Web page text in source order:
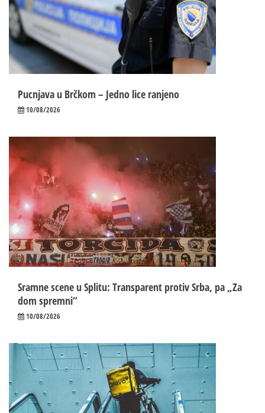
Pucnjava u Brčkom – Jedno lice ranjeno
10/08/2026
Sramne scene u Splitu: Transparent protiv Srba, pa „Za
dom spremni“
10/08/2026